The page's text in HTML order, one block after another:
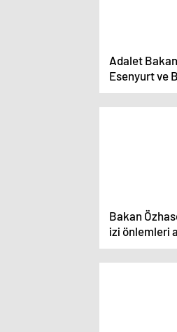
Adalet
Esenyurt ve
Adalet
açıkladı
Bakan
izi önlemleri
sekteye